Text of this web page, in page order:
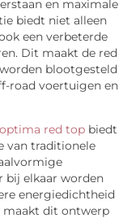
​​en maximale
biedt niet alleen
een verbeterde
Dit maakt de red
blootgesteld
road voertuigen en
optima red top biedt
van traditionele
bij elkaar worden
energiedichtheid
maakt dit ontwerp